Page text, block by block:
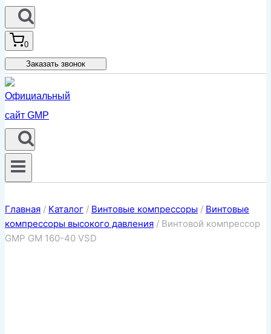
0
Заказать звонок
Главная / Каталог / Винтовые компрессоры / Винтовые
компрессоры высокого давления / Винтовой компрессор
GMP GM 160-40 VSD